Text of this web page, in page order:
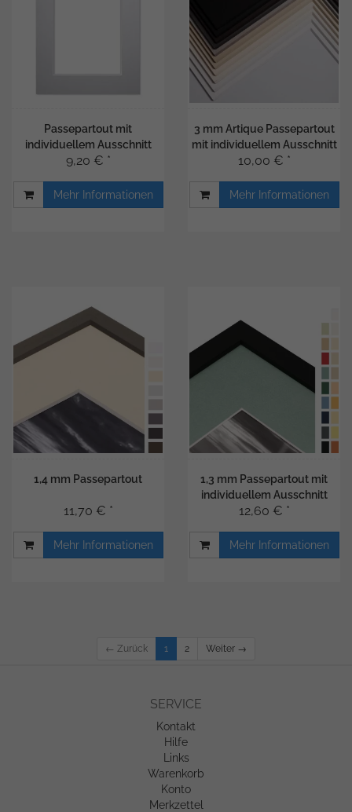
Passepartout mit
individuellem Ausschnitt
9,20 € *
Mehr Informationen
3 mm Artique Passepartout
mit individuellem Ausschnitt
10,00 € *
Mehr Informationen
1,4 mm Passepartout
11,70 € *
Mehr Informationen
1,3 mm Passepartout mit
individuellem Ausschnitt
12,60 € *
Mehr Informationen
← Zurück 1 2 Weiter →
SERVICE
Kontakt
Hilfe
Links
Warenkorb
Konto
Merkzettel